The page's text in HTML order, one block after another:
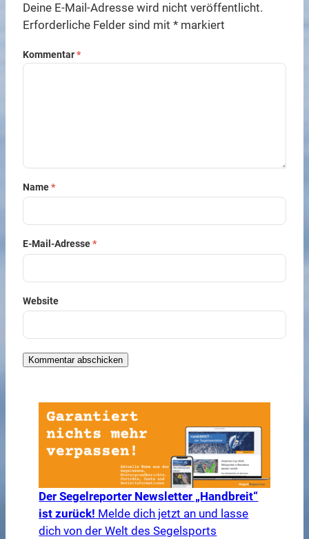
Deine E-Mail-Adresse wird nicht veröffentlicht.
Erforderliche Felder sind mit* markiert
Kommentar*
Name*
E-Mail-Adresse*
Website
Der Segelreporter Newsletter „Handbreit“
ist zurück! Melde dich jetzt an und lasse
dich von der Welt des Segelsports